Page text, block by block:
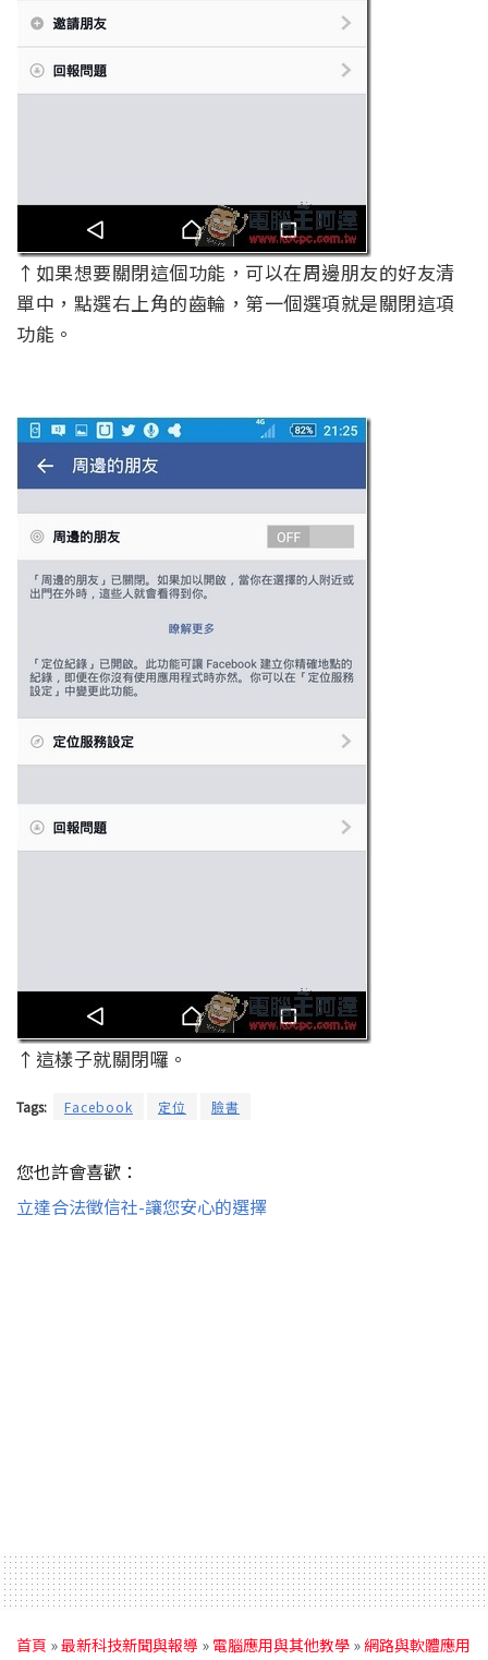
↑如果想要關閉這個功能，可以在周邊朋友的好友清
單中，點選右上角的齒輪，第一個選項就是關閉這項
功能。
↑這樣子就關閉囉。
Tags: Facebook 定位 臉書
您也許會喜歡：
立達合法徵信社-讓您安心的選擇
首頁 »最新科技新聞與報導 » 電腦應用與其他教學 »網路與軟體應用